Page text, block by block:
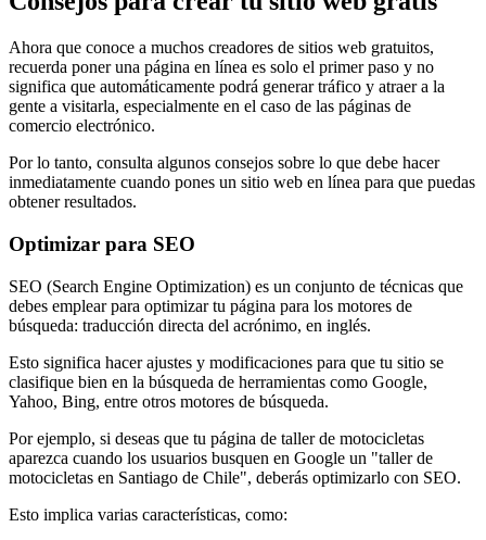
Ahora que conoce a muchos creadores de sitios web gratuitos,
recuerda poner una página en línea es solo el primer paso y no
significa que automáticamente podrá generar tráfico y atraer a la
gente a visitarla, especialmente en el caso de las páginas de
comercio electrónico.
Por lo tanto, consulta algunos consejos sobre lo que debe hacer
inmediatamente cuando pones un sitio web en línea para que puedas
obtener resultados.
Optimizar para SEO
SEO (Search Engine Optimization) es un conjunto de técnicas que
debes emplear para optimizar tu página para los motores de
búsqueda: traducción directa del acrónimo, en inglés.
Esto significa hacer ajustes y modificaciones para que tu sitio se
clasifique bien en la búsqueda de herramientas como Google,
Yahoo, Bing, entre otros motores de búsqueda.
Por ejemplo, si deseas que tu página de taller de motocicletas
aparezca cuando los usuarios busquen en Google un "taller de
motocicletas en Santiago de Chile", deberás optimizarlo con SEO.
Esto implica varias características, como: